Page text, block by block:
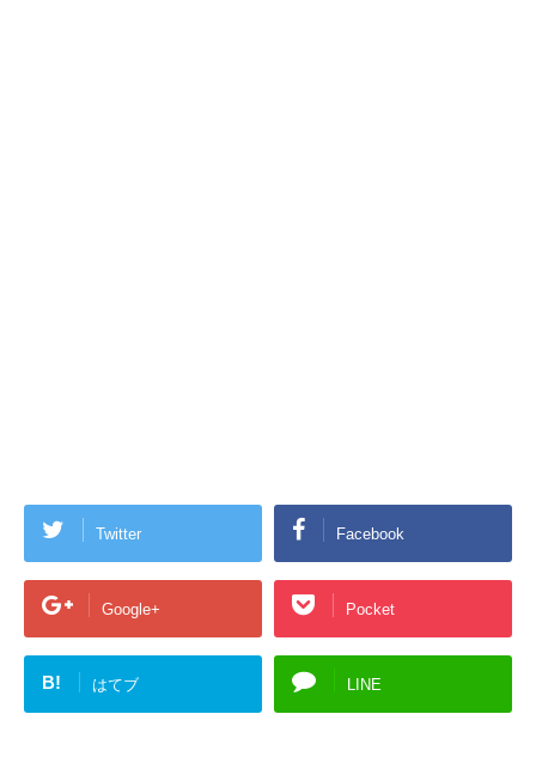
Twitter Facebook
Google+ Pocket
B! はてブ LINE